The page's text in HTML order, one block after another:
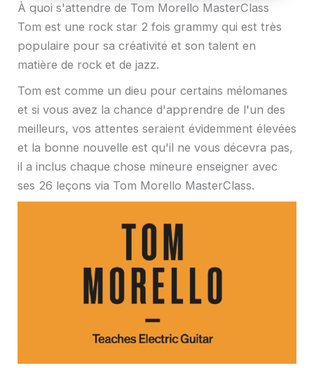
À quoi s'attendre de Tom Morello MasterClass
Tom est une rock star 2 fois grammy qui est très
populaire pour sa créativité et son talent en
matière de rock et de jazz.
Tom est comme un dieu pour certains mélomanes
et si vous avez la chance d'apprendre de l'un des
meilleurs, vos attentes seraient évidemment élevées
et la bonne nouvelle est qu'il ne vous décevra pas,
il a inclus chaque chose mineure enseigner avec
ses 26 leçons via Tom Morello MasterClass.